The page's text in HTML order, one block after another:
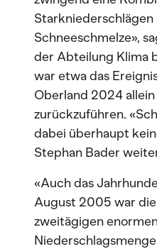
Schneeschmelze»,
der Abteilung Klima
war etwa das
Oberland 2024
zurückzuführen.
dabei überhaupt
Stephan Bader
«Auch das
August 2005 war
zweitägigen